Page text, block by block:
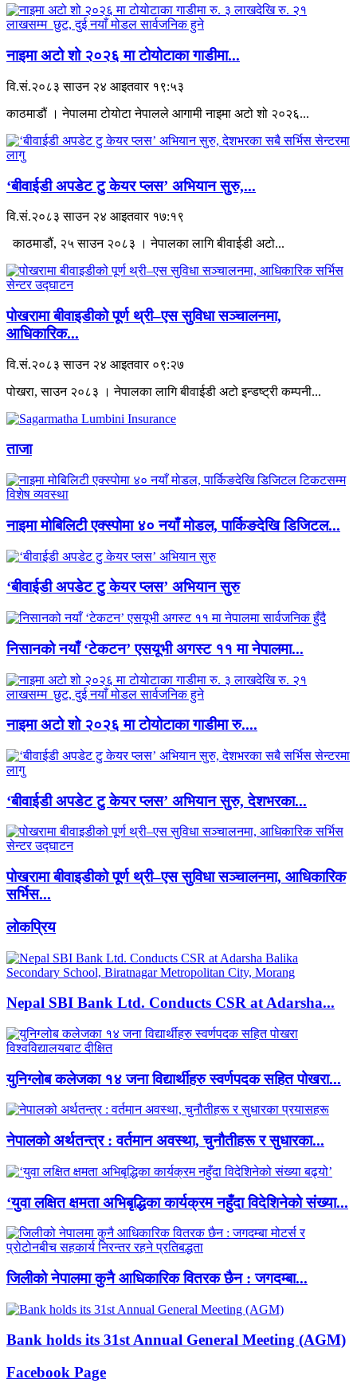
नाइमा अटो शो २०२६ मा टोयोटाका गाडीमा...
वि.सं.२०८३ साउन २४ आइतवार १९:५३
काठमाडौं । नेपालमा टोयोटा नेपालले आगामी नाइमा अटो शो २०२६...
‘बीवाईडी अपडेट टु केयर प्लस’ अभियान सुरु,...
वि.सं.२०८३ साउन २४ आइतवार १७:१९
काठमाडौं, २५ साउन २०८३ । नेपालका लागि बीवाईडी अटो...
पोखरामा बीवाइडीको पूर्ण थ्री–एस सुविधा सञ्चालनमा,
आधिकारिक...
वि.सं.२०८३ साउन २४ आइतवार ०९:२७
पोखरा, साउन २०८३ । नेपालका लागि बीवाईडी अटो इन्डष्ट्री कम्पनी...
ताजा
नाइमा मोबिलिटी एक्स्पोमा ४० नयाँ मोडल, पार्किङदेखि डिजिटल...
‘बीवाईडी अपडेट टु केयर प्लस’ अभियान सुरु
निसानको नयाँ ‘टेकटन’ एसयूभी अगस्ट ११ मा नेपालमा...
नाइमा अटो शो २०२६ मा टोयोटाका गाडीमा रु....
‘बीवाईडी अपडेट टु केयर प्लस’ अभियान सुरु, देशभरका...
पोखरामा बीवाइडीको पूर्ण थ्री–एस सुविधा सञ्चालनमा, आधिकारिक
सर्भिस...
लाेकप्रिय
Nepal SBI Bank Ltd. Conducts CSR at Adarsha...
युनिग्लोब कलेजका १४ जना विद्यार्थीहरु स्वर्णपदक सहित पोखरा...
नेपालको अर्थतन्त्र : वर्तमान अवस्था, चुनौतीहरू र सुधारका...
‘युवा लक्षित क्षमता अभिबृद्धिका कार्यक्रम नहुँदा विदेशिनेको संख्या...
जिलीको नेपालमा कुनै आधिकारिक वितरक छैन : जगदम्बा...
Bank holds its 31st Annual General Meeting (AGM)
Facebook Page